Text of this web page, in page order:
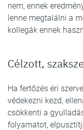
nem, ennek
lenne megtalálni a
kollegák ennek
Célzott,
Ha fertőzés éri
védekezni kezd,
csökkenti a
folyamatot,